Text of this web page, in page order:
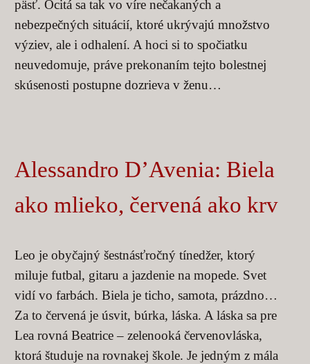
päsť. Ocitá sa tak vo víre nečakaných a
nebezpečných situácií, ktoré ukrývajú množstvo
výziev, ale i odhalení. A hoci si to spočiatku
neuvedomuje, práve prekonaním tejto bolestnej
skúsenosti postupne dozrieva v ženu…
Alessandro D’Avenia: Biela
ako mlieko, červená ako krv
Leo je obyčajný šestnásťročný tínedžer, ktorý
miluje futbal, gitaru a jazdenie na mopede. Svet
vidí vo farbách. Biela je ticho, samota, prázdno…
Za to červená je úsvit, búrka, láska. A láska sa pre
Lea rovná Beatrice – zelenooká červenovláska,
ktorá študuje na rovnakej škole. Je jedným z mála